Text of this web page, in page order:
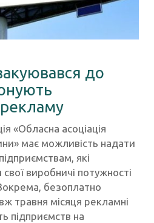
до
«Обласна асоціація
має можливість надати
які
виробничі потужності
безоплатно
травня місяця рекламні
підприємств на